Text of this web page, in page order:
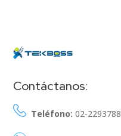
Contáctanos:
Teléfono: 02-2293788